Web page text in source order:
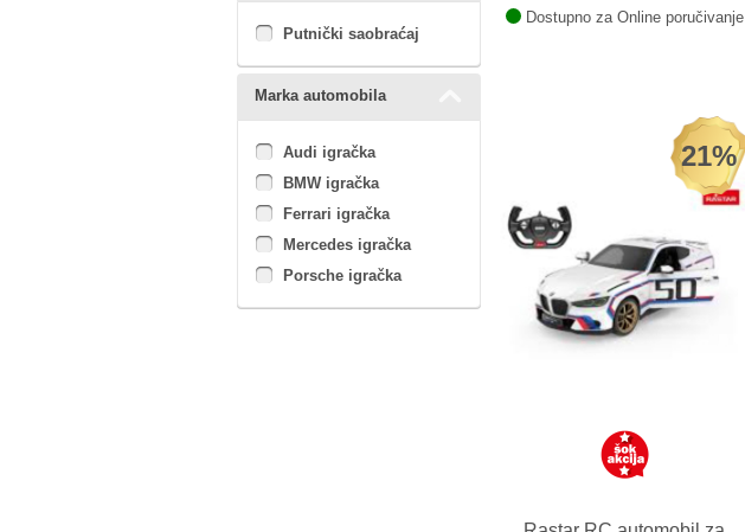
Putnički saobraćaj
Marka automobila
Audi igračka
BMW igračka
Ferrari igračka
Mercedes igračka
Porsche igračka
Dostupno za Online poručivanje
21%